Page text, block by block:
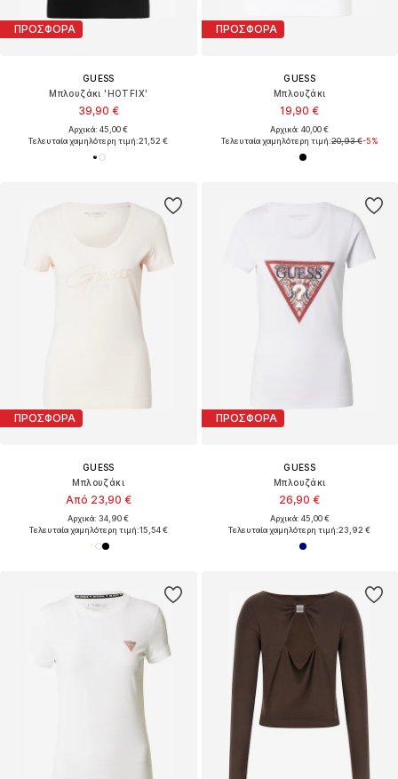
ΠΡΟΣΦΟΡΑ
GUESS
Μπλουζάκι 'HOTFIX'
39,90 €
Αρχικά: 45,00 €
Τελευταία χαμηλότερη τιμή:21,52 €
ΠΡΟΣΦΟΡΑ
GUESS
Μπλουζάκι
19,90 €
Αρχικά: 40,00 €
Τελευταία χαμηλότερη τιμή:20,93 €-5%
ΠΡΟΣΦΟΡΑ
GUESS
Μπλουζάκι
Από 23,90 €
Αρχικά: 34,90 €
Τελευταία χαμηλότερη τιμή:15,54 €
ΠΡΟΣΦΟΡΑ
GUESS
Μπλουζάκι
26,90 €
Αρχικά: 45,00 €
Τελευταία χαμηλότερη τιμή:23,92 €